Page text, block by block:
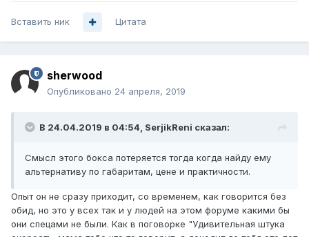
Вставить ник Цитата
sherwood
Опубликовано 24 апреля, 2019
В 24.04.2019 в 04:54, SerjikReni сказал:
Смысл этого бокса потеряется тогда когда найду ему
альтернативу по габаритам, цене и практичности.
Опыт он не сразу приходит, со временем, как говорится без
обид, но это у всех так и у людей на этом форуме какими бы
они спецами не были. Как в поговорке "Удивительная штука